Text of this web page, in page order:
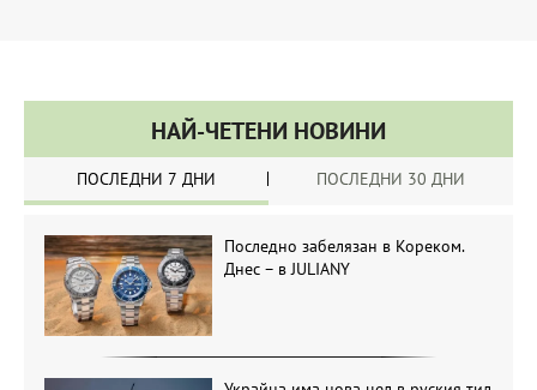
НАЙ-ЧЕТЕНИ НОВИНИ
ПОСЛЕДНИ 7 ДНИ ПОСЛЕДНИ 30 ДНИ
Последно забелязан в Кореком.
Днес – в JULIANY